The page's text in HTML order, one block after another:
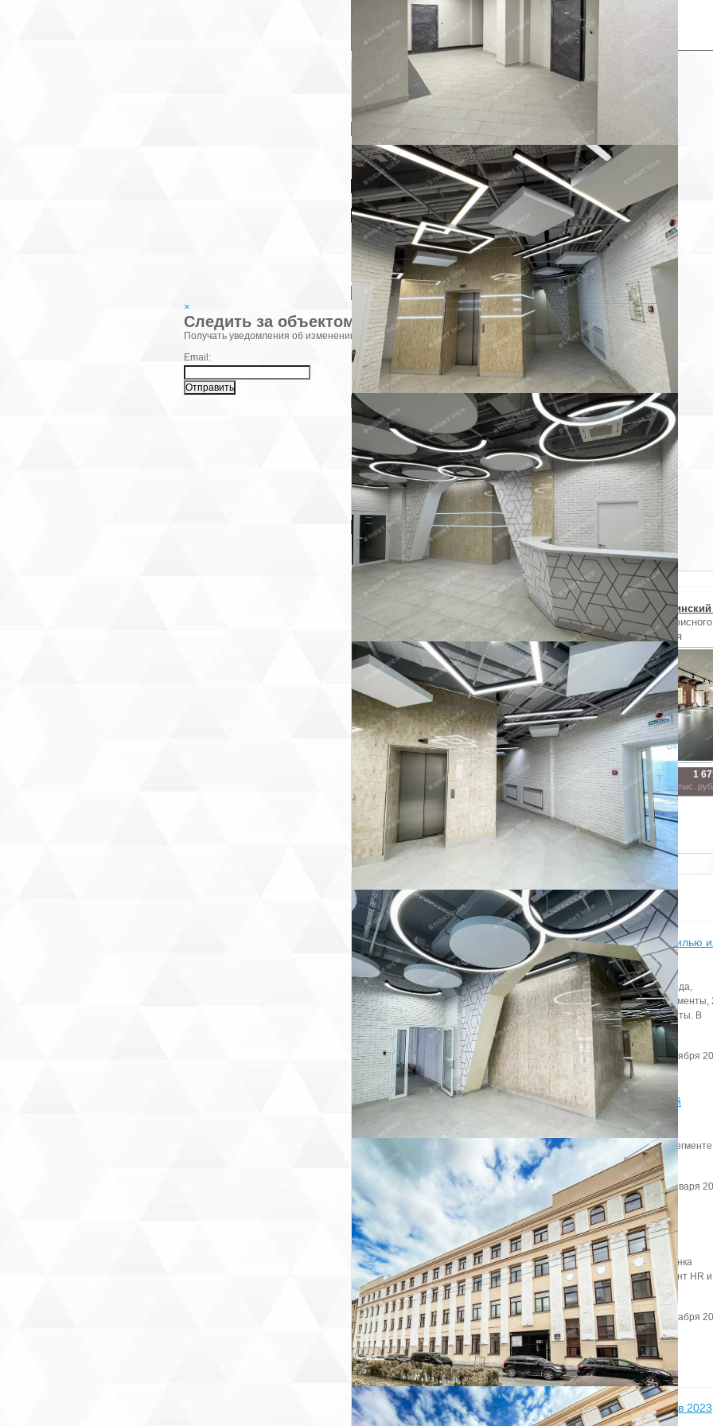
×
Заказать звонок продавца
Ваше имя:
Контактный телефон:
×
Следить за объектом
Фамилия:
Получать уведомления об изменении объекта
Email:
×
Пожаловаться на объявление
Вы уверены, что хотите пожаловаться на объявление?
Отменить
Похожие объекты в Адмиралтейском районе
г. Державинский ...
Аренда офисного
помещения
188 м 2
470 000
руб/мес.
г. Державинский ...
Аренда офисного
помещения
311 м2
777 500
руб/мес.
г.
Аренда офисного
помещения
670 м
1
тыс.
Показать похожие на eip.ru
Статьи
Итоги бизнес-завтрака «Апартаменты – альтернатива жилью
инвестиционный продукт?» в Петербурге
Всего на рынке Петербурга по итогам первого полугодия 2022 года,
представлены 4,6 тыс. юнитов, из них 70% — сервисные апартаменты,
— рекреационные объекты и 5% — несервисные и элитные юниты. В
предложении стали лидировать рекреационные апартаменты.
Автор: Редактор сайта Дата: 2 сентября
Итоги 2019 года в сегменте складской и индустриальной
недвижимости
Эксперты Knight Frank St Petersburg подвели итоги 2019 года в сегменте
складской и индустриальной недвижимости.
Автор: Мирзакаримова Камила Дата:28 января
Что увеличивает годовую прибыль компании на 26%?
О том,как офис становится инструментом маркетинга, игроки рынка
недвижимости говорили в рамках дискуссии «Офис как инструмент HR и
маркетинга».
Автор: Редактор сайта Дата:17 декабря
Новости
11
Более 50% занятых офисов в Петербурге в 2023
году пришлось на IT-арендаторов